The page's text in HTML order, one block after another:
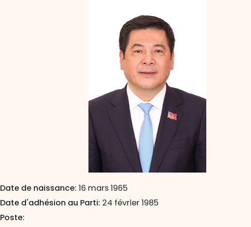
Date de naissance: 16 mars 1965
Date d'adhésion au Parti: 24 février 1985
Poste: